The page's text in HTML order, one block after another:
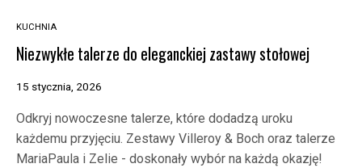
KUCHNIA
Niezwykłe talerze do eleganckiej zastawy stołowej
15 stycznia, 2026
Odkryj nowoczesne talerze, które dodadzą uroku
każdemu przyjęciu. Zestawy Villeroy & Boch oraz talerze
MariaPaula i Zelie - doskonały wybór na każdą okazję!